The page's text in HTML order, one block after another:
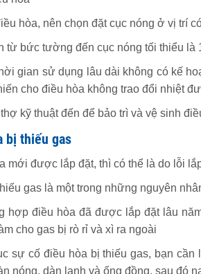
hòa, nên chọn đặt cục nóng ở vị trí
từ bức tường đến cục nóng tối thiểu
gian sử dụng lâu dài không có kế
cho điều hòa không trao đổi nhiệt
kỹ thuật đến để bảo trì và vệ sinh
bị thiếu gas
mới được lắp đặt, thì có thể là do lỗi
gas là một trong những nguyên
hợp điều hòa đã được lắp đặt lâu
cho gas bị rò rỉ và xì ra ngoài
sự cố điều hòa bị thiếu gas, bạn cần
nóng, dàn lạnh và ống đồng, sau đó